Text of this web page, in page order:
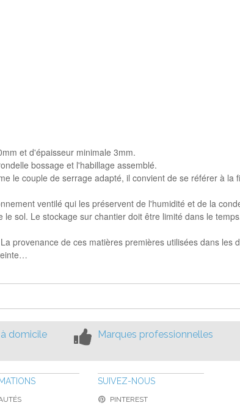
et d'épaisseur minimale 3mm.
bossage et l'habillage assemblé.
le couple de serrage adapté, il convient de se référer à la
ventilé qui les préservent de l'humidité et de la
sol. Le stockage sur chantier doit être limité dans le
provenance de ces matières premières utilisées dans les
domicile Marques professionnelles
SUIVEZ-NOUS
PINTEREST